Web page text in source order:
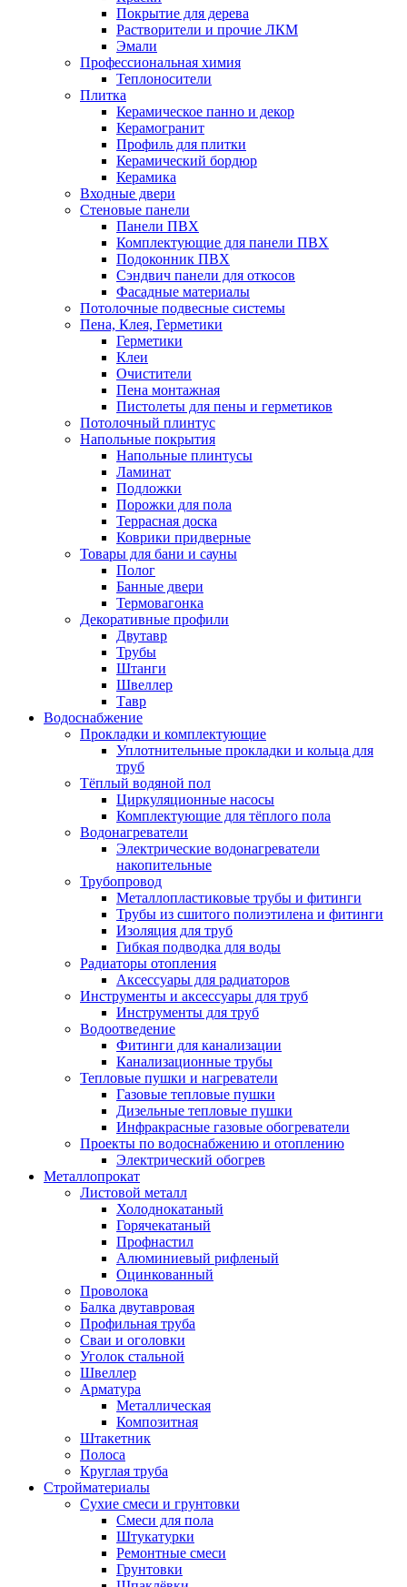
Покрытие для дерева
Растворители и прочие ЛКМ
Эмали
Профессиональная химия
Теплоносители
Плитка
Керамическое панно и декор
Керамогранит
Профиль для плитки
Керамический бордюр
Керамика
Входные двери
Стеновые панели
Панели ПВХ
Комплектующие для панели ПВХ
Подоконник ПВХ
Сэндвич панели для откосов
Фасадные материалы
Потолочные подвесные системы
Пена, Клея, Герметики
Герметики
Клеи
Очистители
Пена монтажная
Пистолеты для пены и герметиков
Потолочный плинтус
Напольные покрытия
Напольные плинтусы
Ламинат
Подложки
Порожки для пола
Террасная доска
Коврики придверные
Товары для бани и сауны
Полог
Банные двери
Термовагонка
Декоративные профили
Двутавр
Трубы
Штанги
Швеллер
Тавр
Водоснабжение
Прокладки и комплектующие
Уплотнительные прокладки и кольца для
труб
Тёплый водяной пол
Циркуляционные насосы
Комплектующие для тёплого пола
Водонагреватели
Электрические водонагреватели
накопительные
Трубопровод
Металлопластиковые трубы и фитинги
Трубы из сшитого полиэтилена и фитинги
Изоляция для труб
Гибкая подводка для воды
Радиаторы отопления
Аксессуары для радиаторов
Инструменты и аксессуары для труб
Инструменты для труб
Водоотведение
Фитинги для канализации
Канализационные трубы
Тепловые пушки и нагреватели
Газовые тепловые пушки
Дизельные тепловые пушки
Инфракрасные газовые обогреватели
Проекты по водоснабжению и отоплению
Электрический обогрев
Металлопрокат
Листовой металл
Холоднокатаный
Горячекатаный
Профнастил
Алюминиевый рифленый
Оцинкованный
Проволока
Балка двутавровая
Профильная труба
Сваи и оголовки
Уголок стальной
Швеллер
Арматура
Металлическая
Композитная
Штакетник
Полоса
Круглая труба
Стройматериалы
Сухие смеси и грунтовки
Смеси для пола
Штукатурки
Ремонтные смеси
Грунтовки